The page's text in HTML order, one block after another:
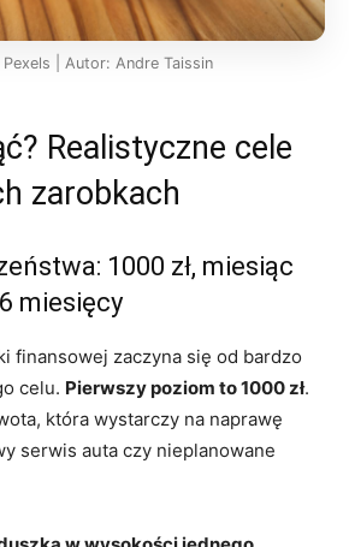
Pexels | Autor: Andre Taissin
Realistyczne cele
zarobkach
1000 zł, miesiąc
miesięcy
finansowej zaczyna się od bardzo
celu. Pierwszy poziom to 1000 zł.
która wystarczy na naprawę
serwis auta czy nieplanowane